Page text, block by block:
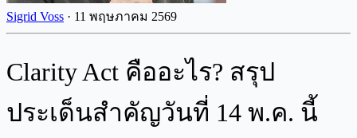
Sigrid Voss · 11 พฤษภาคม 2569
Clarity Act คืออะไร? สรุป
ประเด็นสำคัญวันที่ 14 พ.ค. นี้